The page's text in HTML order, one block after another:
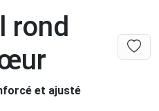
rond
et ajusté